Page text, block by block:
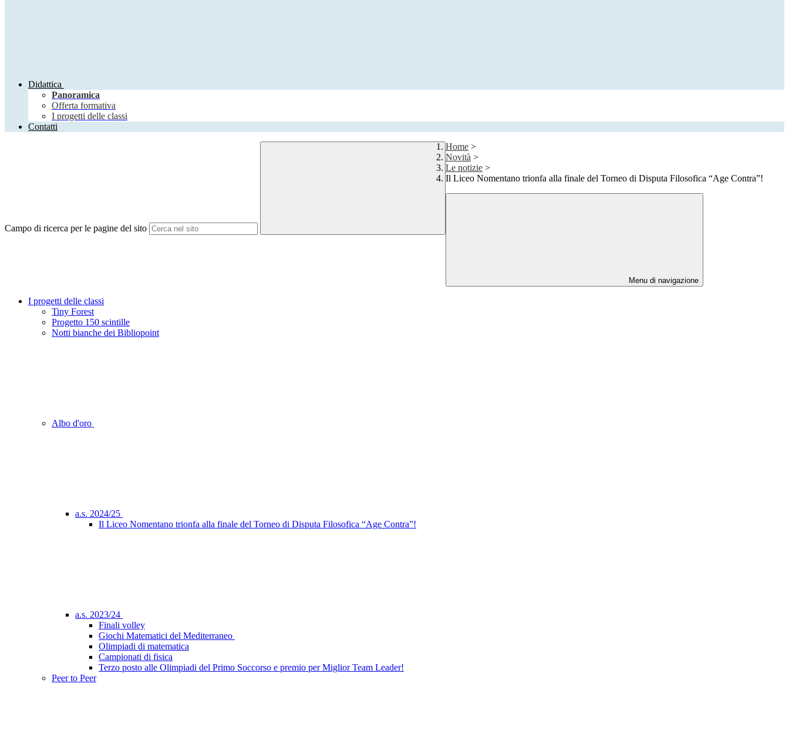
Didattica
Panoramica
Offerta formativa
I progetti delle classi
Contatti
Campo di ricerca per le pagine del sito
Home >
Novità >
Le notizie >
Il Liceo Nomentano trionfa alla finale del Torneo di Disputa Filosofica “Age Contra”!
Menu di navigazione
I progetti delle classi
Tiny Forest
Progetto 150 scintille
Notti bianche dei Bibliopoint
Albo d'oro
a.s. 2024/25
Il Liceo Nomentano trionfa alla finale del Torneo di Disputa Filosofica “Age Contra”!
a.s. 2023/24
Finali volley
Giochi Matematici del Mediterraneo
Olimpiadi di matematica
Campionati di fisica
Terzo posto alle Olimpiadi del Primo Soccorso e premio per Miglior Team Leader!
Peer to Peer